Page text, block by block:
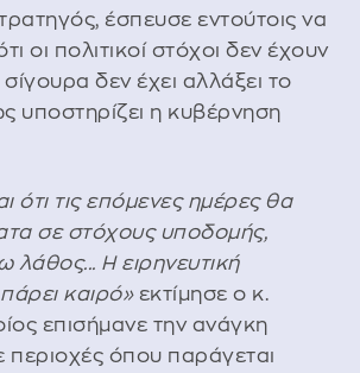
έσπευσε εντούτοις να
οι πολιτικοί στόχοι δεν έχουν
σίγουρα δεν έχει αλλάξει το
υποστηρίζει η κυβέρνηση
ότι τις επόμενες ημέρες θα
σε στόχους υποδομής,
λάθος... Η ειρηνευτική
καιρό»εκτίμησε ο κ.
επισήμανε την ανάγκη
περιοχές όπου παράγεται